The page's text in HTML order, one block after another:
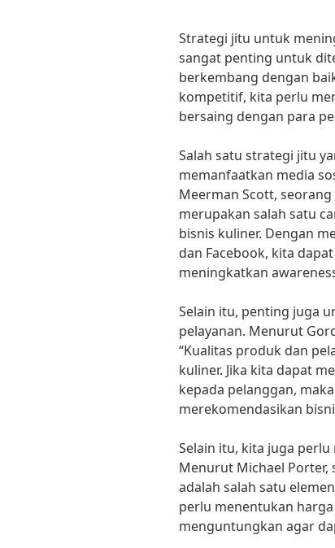
Strategi jitu untuk
sangat penting untuk
berkembang dengan
kompetitif, kita perlu
bersaing dengan para
Salah satu strategi jitu
memanfaatkan media
Meerman Scott,
merupakan salah satu
bisnis kuliner. Dengan
dan Facebook, kita
meningkatkan
Selain itu, penting juga
pelayanan. Menurut
“Kualitas produk dan
kuliner. Jika kita dapat
kepada pelanggan,
merekomendasikan
Selain itu, kita juga
Menurut Michael Porter,
adalah salah satu
perlu menentukan
menguntungkan agar